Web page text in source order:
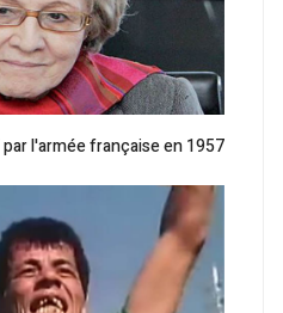
l'armée française en 1957